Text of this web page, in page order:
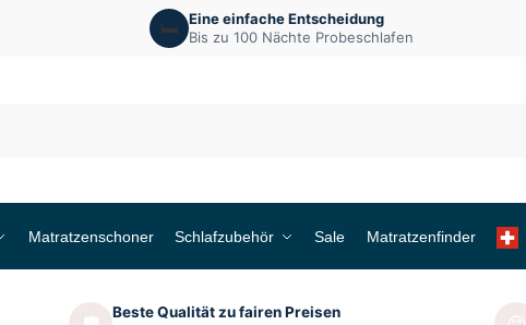
🛏️
Eine einfache Entscheidung
Bis zu 100 Nächte Probeschlafen
Matratzenschoner Schlafzubehör Sale Matratzenfinder
Beste Qualität zu fairen Preisen